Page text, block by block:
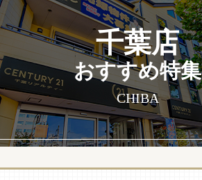
千葉店
おすすめ特集
CHIBA